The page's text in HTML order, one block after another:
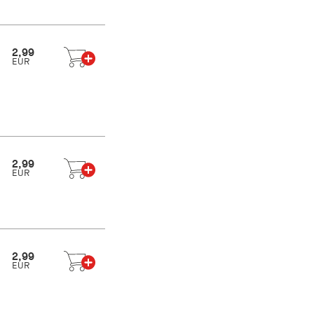
2,99
EUR
2,99
EUR
2,99
EUR